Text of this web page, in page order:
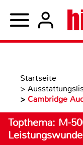
Startseite
>
> Cambridge
Topthema: M-